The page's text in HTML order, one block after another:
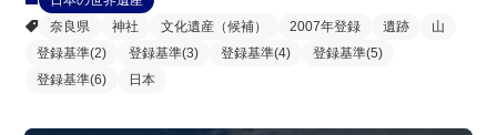
奈良県
神社 文化遺産（候補） 2007年登録 遺跡
山
登録基準(2)
登録基準(3) 登録基準(4)
登録基準(5)
登録基準(6)
日本